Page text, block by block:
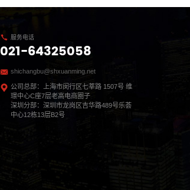
服务电话
021-64325058
shichangbu@shxuanming.net
公司总部：上海市闵行区七莘路 1507号 维
璟中心C座7层老高电商圈子
深圳分部：深圳市龙岗区吉华路489号乐荟
中心12栋13层B2号